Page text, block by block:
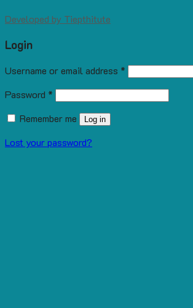
Developed by Tiepthitute
Login
Username or email address *
Password *
Remember me
Log in
Lost your password?